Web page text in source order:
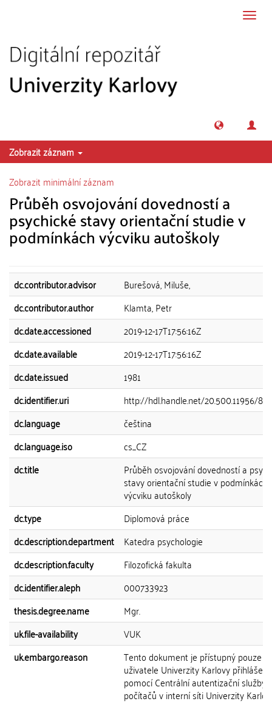
Zobrazit záznam
Zobrazit minimální záznam
Průběh osvojování dovedností a
psychické stavy orientační studie v
podmínkách výcviku autoškoly
dc.contributor.advisor
Burešová, Miluše,
dc.contributor.author
Klamta, Petr
dc.date.accessioned
2019-12-17T17:56:16Z
dc.date.available
2019-12-17T17:56:16Z
dc.date.issued
1981
dc.identifier.uri
http://hdl.handle.net/20.500.11956/
dc.language
čeština
dc.language.iso
cs_CZ
dc.title
Průběh osvojování dovedností a
stavy orientační studie v podmínkách
výcviku autoškoly
dc.type
Diplomová práce
dc.description.department
Katedra psychologie
dc.description.faculty
Filozofická fakulta
dc.identifier.aleph
000733923
thesis.degree.name
Mgr.
uk.file-availability
VUK
uk.embargo.reason
Tento dokument je přístupný pouze
uživatele Univerzity Karlovy přihlášené
pomocí Centrální autentizační služby
počítačů v interní síti Univerzity